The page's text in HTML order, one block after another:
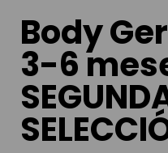
Body
3-6